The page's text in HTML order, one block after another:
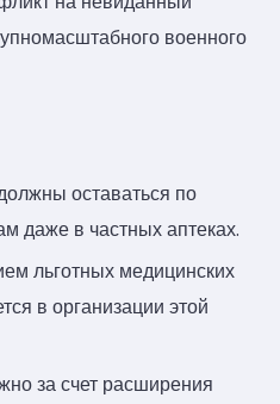
военного
оставаться по
даже в частных аптеках.
льготных медицинских
в организации этой
за счет расширения